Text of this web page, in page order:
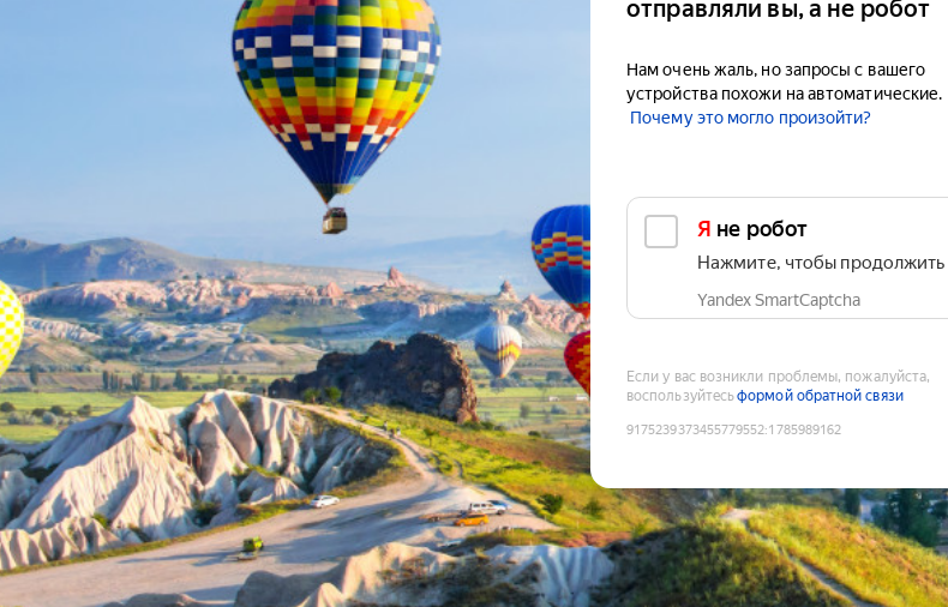
отправляли вы, а не робот
Нам очень жаль, но запросы с вашего
устройства похожи на автоматические.
Почему это могло произойти?
Я не робот
Нажмите, чтобы продолжить
Yandex SmartCaptcha
Если у вас возникли проблемы, пожалуйста,
воспользуйтесьформой обратной связи
9175239373455779552:1785989162